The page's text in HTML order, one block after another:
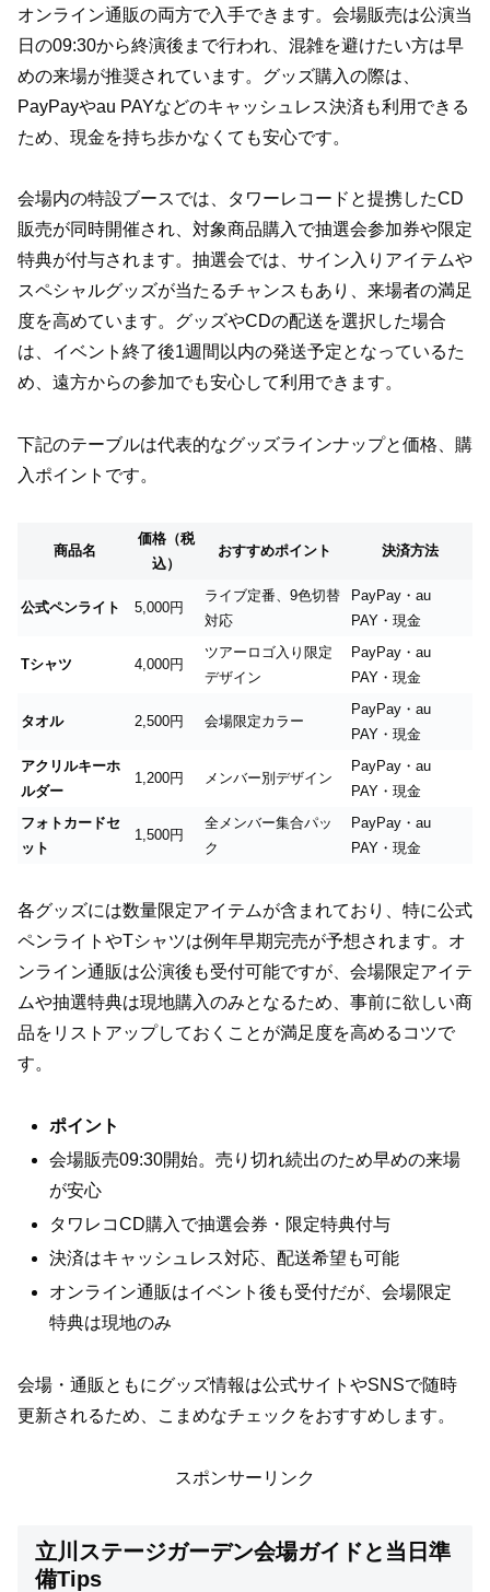
オンライン通販の両方で入手できます。会場販売は公演当
日の09:30から終演後まで行われ、混雑を避けたい方は早
めの来場が推奨されています。グッズ購入の際は、
PayPayやau PAYなどのキャッシュレス決済も利用できる
ため、現金を持ち歩かなくても安心です。
会場内の特設ブースでは、タワーレコードと提携したCD
販売が同時開催され、対象商品購入で抽選会参加券や限定
特典が付与されます。抽選会では、サイン入りアイテムや
スペシャルグッズが当たるチャンスもあり、来場者の満足
度を高めています。グッズやCDの配送を選択した場合
は、イベント終了後1週間以内の発送予定となっているた
め、遠方からの参加でも安心して利用できます。
下記のテーブルは代表的なグッズラインナップと価格、購
入ポイントです。
商品名
価格（税
込）
おすすめポイント 決済方法
公式ペンライト 5,000円
ライブ定番、9色切替
対応
PayPay・au
PAY・現金
Tシャツ 4,000円
ツアーロゴ入り限定
デザイン
PayPay・au
PAY・現金
タオル 2,500円 会場限定カラー
PayPay・au
PAY・現金
アクリルキーホ
ルダー
1,200円 メンバー別デザイン
PayPay・au
PAY・現金
フォトカードセ
ット
1,500円
全メンバー集合パッ
ク
PayPay・au
PAY・現金
各グッズには数量限定アイテムが含まれており、特に公式
ペンライトやTシャツは例年早期完売が予想されます。オ
ンライン通販は公演後も受付可能ですが、会場限定アイテ
ムや抽選特典は現地購入のみとなるため、事前に欲しい商
品をリストアップしておくことが満足度を高めるコツで
す。
ポイント
会場販売09:30開始。売り切れ続出のため早めの来場
が安心
タワレコCD購入で抽選会券・限定特典付与
決済はキャッシュレス対応、配送希望も可能
オンライン通販はイベント後も受付だが、会場限定
特典は現地のみ
会場・通販ともにグッズ情報は公式サイトやSNSで随時
更新されるため、こまめなチェックをおすすめします。
スポンサーリンク
立川ステージガーデン会場ガイドと当日準
備Tips